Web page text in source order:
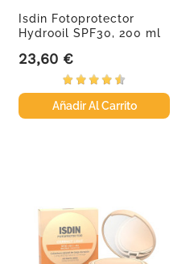
Isdin Fotoprotector
Hydrooil SPF30, 200 ml
Precio
23,60 €
Añadir Al Carrito